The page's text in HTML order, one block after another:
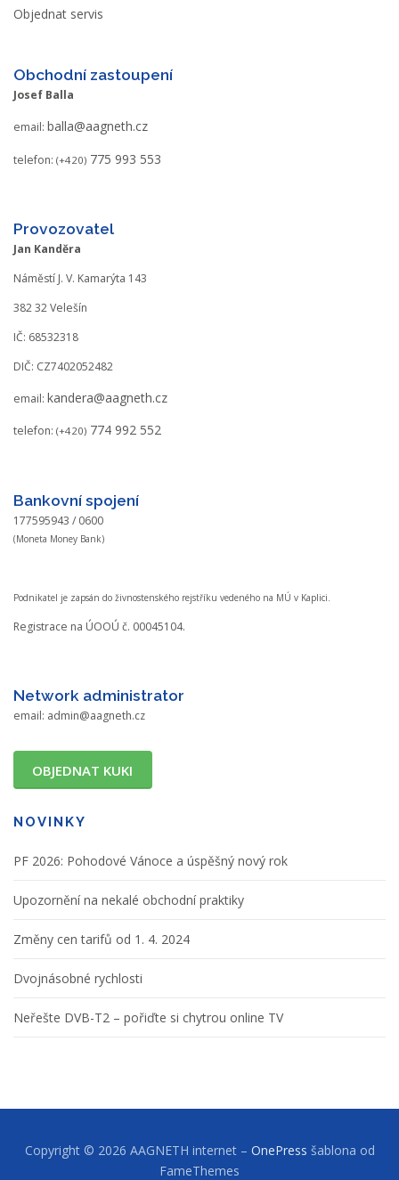
Objednat servis
Obchodní zastoupení
Josef Balla
email: balla@aagneth.cz
telefon: (+420) 775 993 553
Provozovatel
Jan Kanděra
Náměstí J. V. Kamarýta 143
382 32 Velešín
IČ: 68532318
DIČ: CZ7402052482
email: kandera@aagneth.cz
telefon: (+420) 774 992 552
Bankovní spojení
177595943 / 0600
(Moneta Money Bank)
Podnikatel je zapsán do živnostenského rejstříku vedeného na MÚ v Kaplici.
Registrace na ÚOOÚ č. 00045104.
Network administrator
email: admin@aagneth.cz
OBJEDNAT KUKI
NOVINKY
PF 2026: Pohodové Vánoce a úspěšný nový rok
Upozornění na nekalé obchodní praktiky
Změny cen tarifů od 1. 4. 2024
Dvojnásobné rychlosti
Neřešte DVB-T2 – pořiďte si chytrou online TV
Copyright © 2026 AAGNETH internet – OnePress šablona od
FameThemes